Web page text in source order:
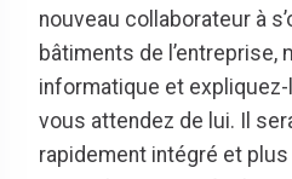
nouveau collaborateur à
bâtiments de
informatique et
vous attendez de lui. Il
rapidement intégré et